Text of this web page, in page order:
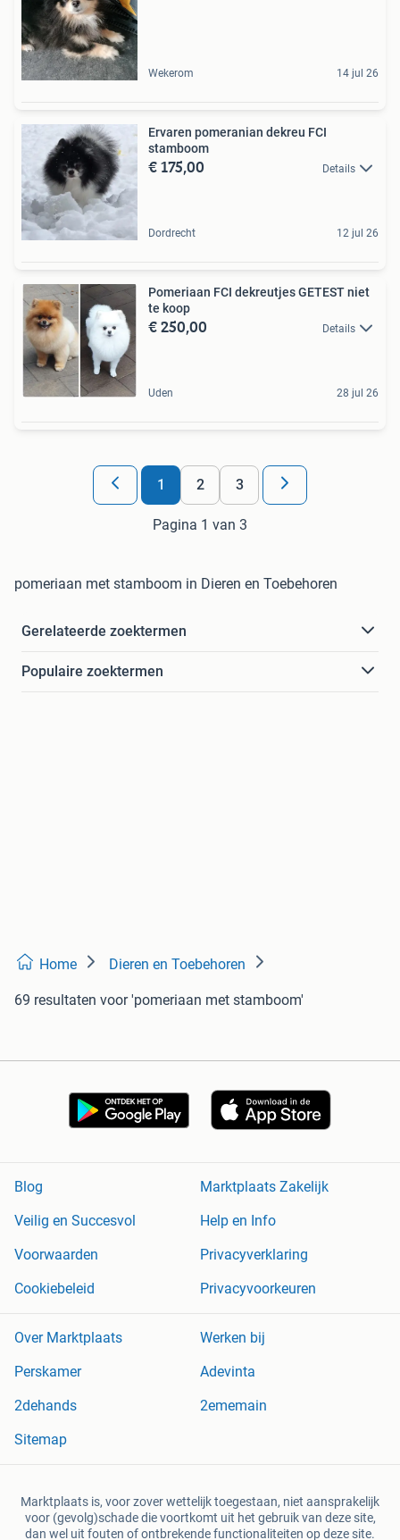
Wekerom 14 jul 26
Ervaren pomeranian dekreu FCI
stamboom
€ 175,00 Details
Dordrecht 12 jul 26
Pomeriaan FCI dekreutjes GETEST niet
te koop
€ 250,00 Details
Uden 28 jul 26
1 2 3
Pagina 1 van 3
pomeriaan met stamboom in Dieren en Toebehoren
Gerelateerde zoektermen
Populaire zoektermen
Home Dieren en Toebehoren
69 resultaten voor 'pomeriaan met stamboom'
Blog
Marktplaats Zakelijk
Veilig en Succesvol
Help en Info
Voorwaarden
Privacyverklaring
Cookiebeleid
Privacyvoorkeuren
Over Marktplaats
Werken bij
Perskamer
Adevinta
2dehands
2ememain
Sitemap
Marktplaats is, voor zover wettelijk toegestaan, niet aansprakelijk
voor (gevolg)schade die voortkomt uit het gebruik van deze site,
dan wel uit fouten of ontbrekende functionaliteiten op deze site.